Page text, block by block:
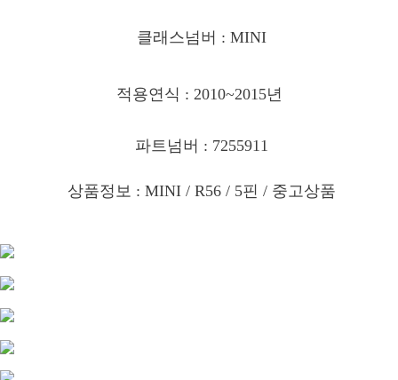
클래스넘버 : MINI
적용연식 : 2010~2015년
파트넘버 : 7255911
상품정보 : MINI / R56 / 5핀 / 중고상품